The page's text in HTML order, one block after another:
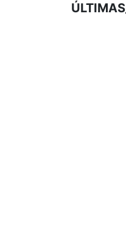
ÚLTIMAS_